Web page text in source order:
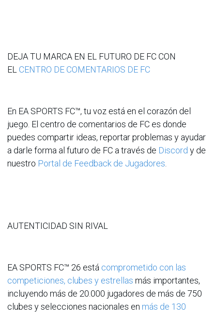
DEJA TU MARCA EN EL FUTURO DE FC CON
EL CENTRO DE COMENTARIOS DE FC
En EA SPORTS FC™, tu voz está en el corazón del
juego. El centro de comentarios de FC es donde
puedes compartir ideas, reportar problemas y ayudar
a darle forma al futuro de FC a través de Discord y de
nuestro Portal de Feedback de Jugadores
AUTENTICIDAD SIN RIVAL
EA SPORTS FC™ 26 está comprometido con las
competiciones, clubes y estrellas más importantes,
incluyendo más de 20.000 jugadores de más de 750
clubes y selecciones nacionales en más de 130